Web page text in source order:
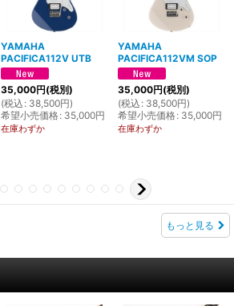
YAMAHA
PACIFICA112V UTB
35,000円(税別)
(税込 : 38,500円)
希望小売価格: 35,000円
在庫わずか
YAMAHA
PACIFICA112VM SOP
35,000円(税別)
(税込 : 38,500円)
希望小売価格: 35,000円
在庫わずか
もっと見る